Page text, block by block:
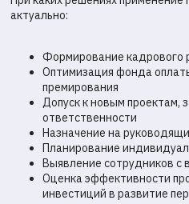
актуально:
Формирование кадрового
Оптимизация фонда
премирования
Допуск к новым проектам,
ответственности
Назначение на
Планирование
Выявление сотрудников с
Оценка эффективности
инвестиций в развитие